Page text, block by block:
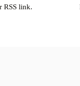
RSS link.